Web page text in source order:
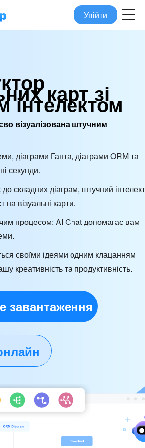
Увійти
карт зі
інтелектом
візуалізована штучним
діаграми Ганта, діаграми ORM та
секунди.
до складних діаграм, штучний інтелект
візуальні карти.
процесом: AI Chat допомагає вам
своїми ідеями одним клацанням
креативність та продуктивність.
завантаження